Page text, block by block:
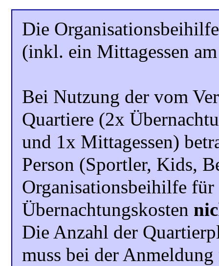
Die
(inkl. ein Mittagessen
Bei Nutzung der vom
Quartiere (2x
und 1x Mittagessen)
Person (Sportler, Kids,
Organisationsbeihilfe
Übernachtungskosten
Die Anzahl der
muss bei der